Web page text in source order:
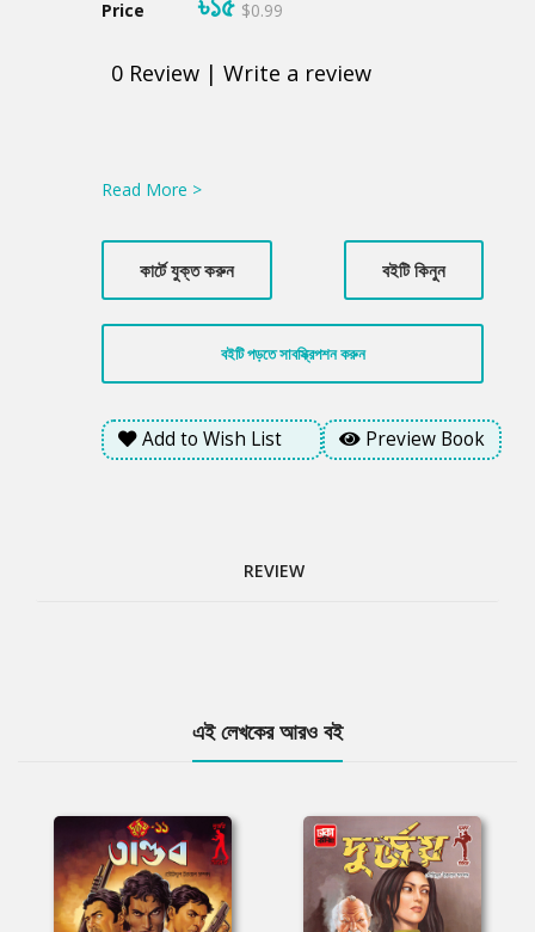
Price $0.99
0 Review | Write a review
Read More >
কার্টে যুক্ত করুন বইটি কিনুন
বইটি পড়তে সাবস্ক্রিপশন করুন
Add to Wish List Preview Book
REVIEW
এই লেখকের আরও বই